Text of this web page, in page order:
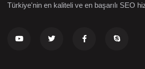
Türkiye'nin en kaliteli ve en başarılı SEO